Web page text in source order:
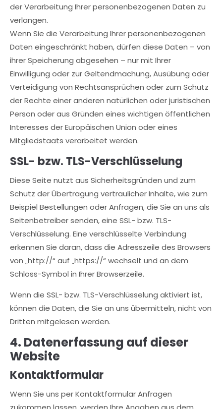
der Verarbeitung Ihrer personenbezogenen Daten zu
verlangen.
Wenn Sie die Verarbeitung Ihrer personenbezogenen
Daten eingeschränkt haben, dürfen diese Daten – von
ihrer Speicherung abgesehen – nur mit Ihrer
Einwilligung oder zur Geltendmachung, Ausübung oder
Verteidigung von Rechtsansprüchen oder zum Schutz
der Rechte einer anderen natürlichen oder juristischen
Person oder aus Gründen eines wichtigen öffentlichen
Interesses der Europäischen Union oder eines
Mitgliedstaats verarbeitet werden.
SSL- bzw. TLS-Verschlüsselung
Diese Seite nutzt aus Sicherheitsgründen und zum
Schutz der Übertragung vertraulicher Inhalte, wie zum
Beispiel Bestellungen oder Anfragen, die Sie an uns als
Seitenbetreiber senden, eine SSL- bzw. TLS-
Verschlüsselung. Eine verschlüsselte Verbindung
erkennen Sie daran, dass die Adresszeile des Browsers
von „http://“ auf „https://“ wechselt und an dem
Schloss-Symbol in Ihrer Browserzeile.
Wenn die SSL- bzw. TLS-Verschlüsselung aktiviert ist,
können die Daten, die Sie an uns übermitteln, nicht von
Dritten mitgelesen werden.
4. Datenerfassung auf dieser
Website
Kontaktformular
Wenn Sie uns per Kontaktformular Anfragen